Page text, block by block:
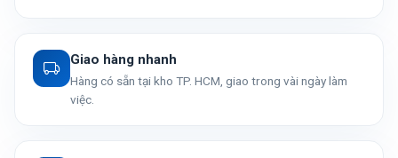
Giao hàng nhanh
Hàng có sẵn tại kho TP. HCM, giao trong vài ngày làm
việc.